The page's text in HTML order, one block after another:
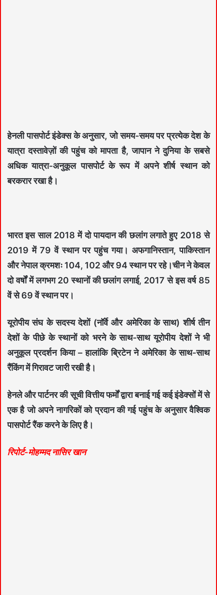
हेनली पासपोर्ट इंडेक्स के अनुसार, जो समय-समय पर प्रत्येक देश के
यात्रा दस्तावेज़ों की पहुंच को मापता है, जापान ने दुनिया के सबसे
अधिक यात्रा-अनुकूल पासपोर्ट के रूप में अपने शीर्ष स्थान को
बरकरार रखा है।
भारत इस साल 2018 में दो पायदान की छलांग लगाते हुए 2018 से
2019 में 79 वें स्थान पर पहुंच गया। अफगानिस्तान, पाकिस्तान
और नेपाल क्रमशः 104, 102 और 94 स्थान पर रहे।चीन ने केवल
दो वर्षों में लगभग 20 स्थानों की छलांग लगाई, 2017 से इस वर्ष 85
वें से 69 वें स्थान पर।
यूरोपीय संघ के सदस्य देशों (नॉर्वे और अमेरिका के साथ) शीर्ष तीन
देशों के पीछे के स्थानों को भरने के साथ-साथ यूरोपीय देशों ने भी
अनुकूल प्रदर्शन किया – हालांकि ब्रिटेन ने अमेरिका के साथ-साथ
रैंकिंग में गिरावट जारी रखी है।
हेनले और पार्टनर की सूची वित्तीय फर्मों द्वारा बनाई गई कई इंडेक्सों में से
एक है जो अपने नागरिकों को प्रदान की गई पहुंच के अनुसार वैश्विक
पासपोर्ट रैंक करने के लिए है।
रिपोर्ट-मोहम्मद नासिर खान